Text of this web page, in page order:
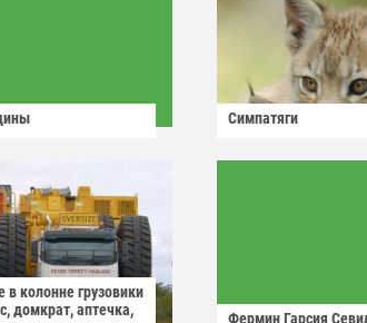
Симпатяги
колонне грузовики
домкрат, аптечка,
Фермин Гарсия